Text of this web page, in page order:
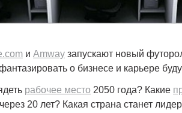
и Amway запускают новый
о бизнесе и карьере
рабочее место 2050 года? Какие
через 20 лет? Какая страна станет